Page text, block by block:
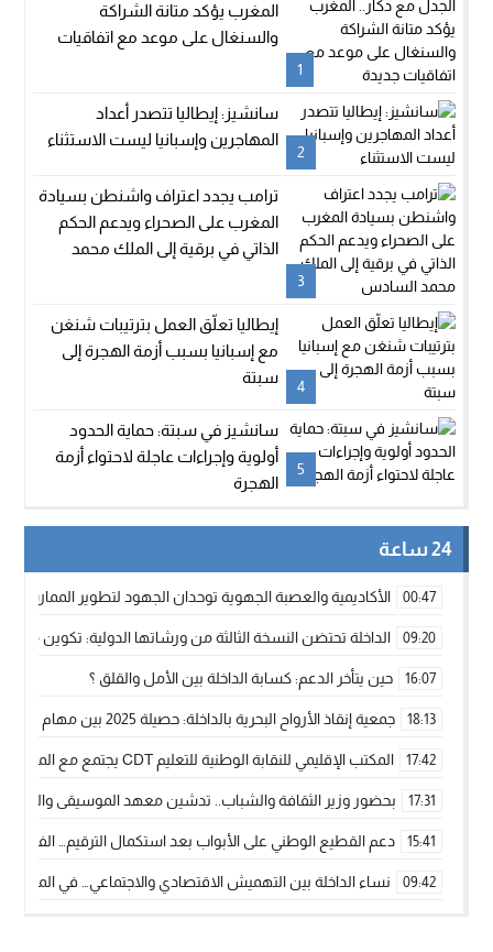
1
المغرب يؤكد متانة الشراكة
والسنغال على موعد مع اتفاقيات
2
سانشيز: إيطاليا تتصدر أعداد
المهاجرين وإسبانيا ليست الاستثناء
3
ترامب يجدد اعتراف واشنطن بسيادة
المغرب على الصحراء ويدعم الحكم
الذاتي في برقية إلى الملك محمد
4
إيطاليا تعلّق العمل بترتيبات شنغن
مع إسبانيا بسبب أزمة الهجرة إلى
سبتة
5
سانشيز في سبتة: حماية الحدود
أولوية وإجراءات عاجلة لاحتواء أزمة
الهجرة
24 ساعة
00:47 الأكاديمية والعصبة الجهوية توحدان الجهود لتطوير الممارسة
09:20 الداخلة تحتضن النسخة الثالثة من ورشاتها الدولية: تكوين
16:07 حين يتأخر الدعم: كسابة الداخلة بين الأمل والقلق ؟
18:13 جمعية إنقاذ الأرواح البحرية بالداخلة: حصيلة 2025 بين مهام الإنقاذ ومشروع “دار البحار”
17:42 المكتب الإقليمي للنقابة الوطنية للتعليم CDT يجتمع مع المدير الإقليمي لمناقشة ملفات جوهرية لنساء ورجال التعليم
17:31 بحضور وزير الثقافة والشباب.. تدشين معهد الموسيقى والفنون
15:41 دعم القطيع الوطني على الأبواب بعد استكمال الترقيم…
09:42 نساء الداخلة بين التهميش الاقتصادي والاجتماعي… في المؤسسات